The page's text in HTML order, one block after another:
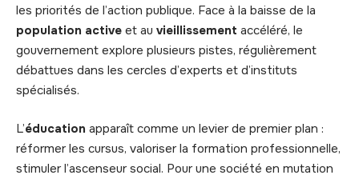
les priorités de l’action publique. Face à la baisse de la
population active et au vieillissement accéléré, le
gouvernement explore plusieurs pistes, régulièrement
débattues dans les cercles d’experts et d’instituts
spécialisés.
L’éducation apparaît comme un levier de premier plan :
réformer les cursus, valoriser la formation professionnelle,
stimuler l’ascenseur social. Pour une société en mutation